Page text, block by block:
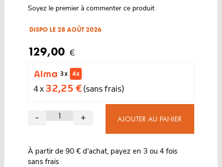
Soyez le premier à commenter ce produit
DISPO LE 28 AOÛT 2026
129,00 €
3 x 4 x
4 x 32,25 €(sans frais)
- + AJOUTER AU PANIER
À partir de 90 € d'achat, payez en 3 ou 4 fois
sans frais